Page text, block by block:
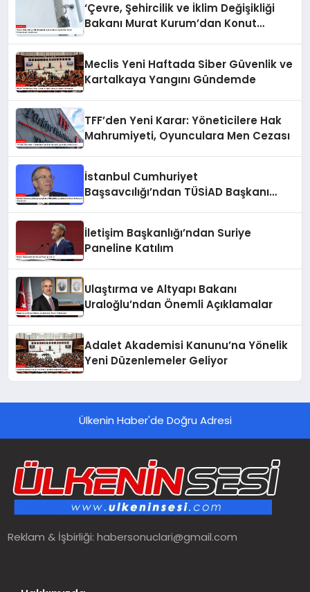
‘Çevre, Şehircilik ve İklim Değişikliği
Bakanı Murat Kurum’dan Konut
Meclis Yeni Haftada Siber Güvenlik ve
Kartalkaya Yangını Gündemde
TFF’den Yeni Karar: Yöneticilere Hak
Mahrumiyeti, Oyunculara Men Cezası
İstanbul Cumhuriyet
Başsavcılığı’ndan TÜSİAD Başkanı
İletişim Başkanlığı’ndan Suriye
Paneline Katılım
Ulaştırma ve Altyapı Bakanı
Uraloğlu’ndan Önemli Açıklamalar
Adalet Akademisi Kanunu’na Yönelik
Yeni Düzenlemeler Geliyor
Ülkenin Haber'de Doğru Adresi
Reklam & İşbirliği:habersonuclari@gmail.com